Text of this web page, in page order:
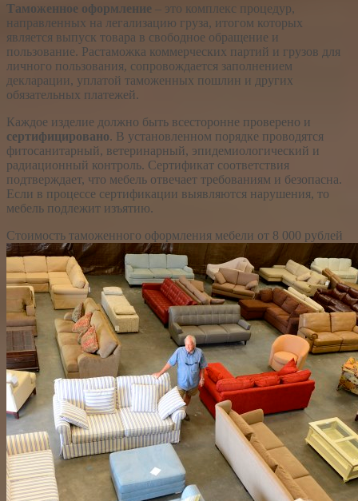
Таможенное оформление – это комплекс процедур,
направленных на легализацию груза, итогом которых
является выпуск товара в свободное обращение и
пользование. Растаможка коммерческих партий и грузов для
личного пользования, сопровождается заполнением
декларации, уплатой таможенных пошлин и других
обязательных платежей.
Каждое изделие должно быть всесторонне проверено и
сертифицировано. В установленном порядке проводятся
фитосанитарный, ветеринарный, эпидемиологический и
радиационный контроль. Сертификат соответствия
подтверждает, что мебель отвечает требованиям и безопасна.
Если в процессе сертификации выявляются нарушения, то
мебель подлежит изъятию.
Стоимость таможенного оформления мебели от 8 000 рублей